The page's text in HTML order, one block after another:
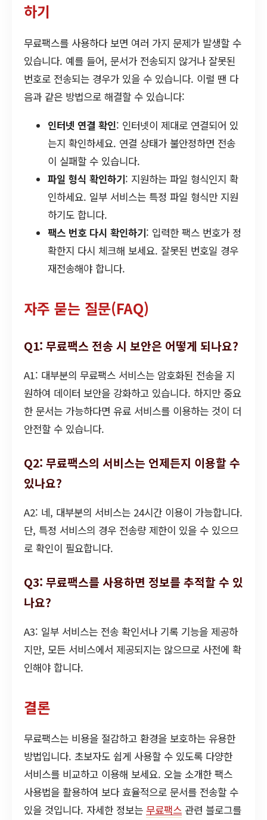
하기
무료팩스를 사용하다 보면 여러 가지 문제가 발생할 수
있습니다. 예를 들어, 문서가 전송되지 않거나 잘못된
번호로 전송되는 경우가 있을 수 있습니다. 이럴 땐 다
음과 같은 방법으로 해결할 수 있습니다:
인터넷 연결 확인: 인터넷이 제대로 연결되어 있
는지 확인하세요. 연결 상태가 불안정하면 전송
이 실패할 수 있습니다.
파일 형식 확인하기: 지원하는 파일 형식인지 확
인하세요. 일부 서비스는 특정 파일 형식만 지원
하기도 합니다.
팩스 번호 다시 확인하기: 입력한 팩스 번호가 정
확한지 다시 체크해 보세요. 잘못된 번호일 경우
재전송해야 합니다.
자주 묻는 질문(FAQ)
Q1: 무료팩스 전송 시 보안은 어떻게 되나요?
A1: 대부분의 무료팩스 서비스는 암호화된 전송을 지
원하여 데이터 보안을 강화하고 있습니다. 하지만 중요
한 문서는 가능하다면 유료 서비스를 이용하는 것이 더
안전할 수 있습니다.
Q2: 무료팩스의 서비스는 언제든지 이용할 수
있나요?
A2: 네, 대부분의 서비스는 24시간 이용이 가능합니다.
단, 특정 서비스의 경우 전송량 제한이 있을 수 있으므
로 확인이 필요합니다.
Q3: 무료팩스를 사용하면 정보를 추적할 수 있
나요?
A3: 일부 서비스는 전송 확인서나 기록 기능을 제공하
지만, 모든 서비스에서 제공되지는 않으므로 사전에 확
인해야 합니다.
결론
무료팩스는 비용을 절감하고 환경을 보호하는 유용한
방법입니다. 초보자도 쉽게 사용할 수 있도록 다양한
서비스를 비교하고 이용해 보세요. 오늘 소개한 팩스
사용법을 활용하여 보다 효율적으로 문서를 전송할 수
있을 것입니다. 자세한 정보는 무료팩스 관련 블로그를